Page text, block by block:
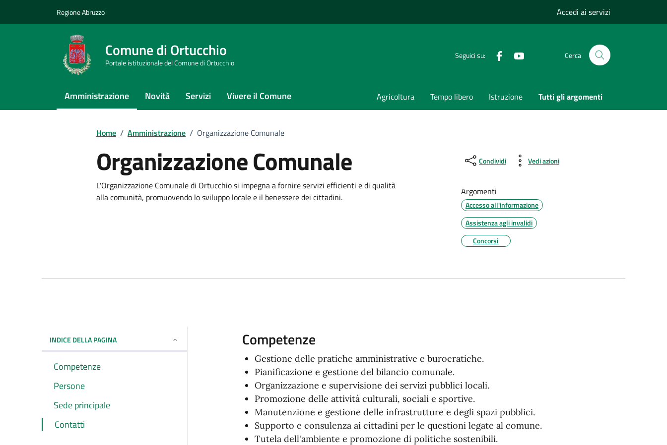
Regione Abruzzo Accedi ai servizi
Comune di Ortucchio
Portale istituzionale del Comune di Ortucchio
Seguici su: Facebook Cerca
Amministrazione Novità Servizi Vivere il Comune Agricoltura Tempo libero Istruzione Tutti gli argomenti
Home / Amministrazione / Organizzazione Comunale
Organizzazione Comunale
L'Organizzazione Comunale di Ortucchio si impegna a fornire servizi efficienti e di qualità
alla comunità, promuovendo lo sviluppo locale e il benessere dei cittadini.
Condividi Vedi azioni
Argomenti
Accesso all'informazione
Assistenza agli invalidi
Concorsi
INDICE DELLA PAGINA
Competenze
Persone
Sede principale
Contatti
Competenze
Gestione delle pratiche amministrative e burocratiche.
Pianificazione e gestione del bilancio comunale.
Organizzazione e supervisione dei servizi pubblici locali.
Promozione delle attività culturali, sociali e sportive.
Manutenzione e gestione delle infrastrutture e degli spazi pubblici.
Supporto e consulenza ai cittadini per le questioni legate al comune.
Tutela dell'ambiente e promozione di politiche sostenibili.